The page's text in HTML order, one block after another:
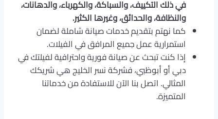
في ذلك التكييف، والسباكة، والكهرباء، والدهانات،
والنظافة، والحدائق، وغيرها الكثير.
كما نهتم بتقديم خدمات صيانة شاملة لضمان
استمرارية عمل جميع المرافق في الفيلات.
إذا كنت تبحث عن صيانة فورية واحترافية لفيلتك في
دبي أو أبوظبي، فشركة نسر الخليج هي شريكك
المثالي. اتصل بنا الآن للاستفادة من خدماتنا
المتميزة.